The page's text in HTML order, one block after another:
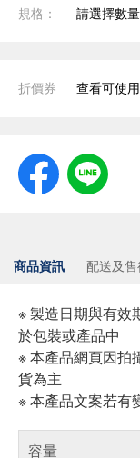
規格： 請選擇數
折價券 查看可使
商品資訊 配送及
※ 製造日期與有效
於包裝或產品中
※ 本產品網頁因拍
貨為主
※ 本產品文案若有
容量